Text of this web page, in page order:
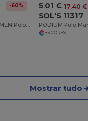
-60%
PERFORMER WOMEN Polo Desportivo Para Senhora
5,01 € 17,40 €
SOL'S 11317
+5 CORES
Mostrar tudo